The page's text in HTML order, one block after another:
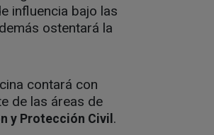
influencia bajo las
ostentará la
contará con
de las áreas de
y Protección Civil .